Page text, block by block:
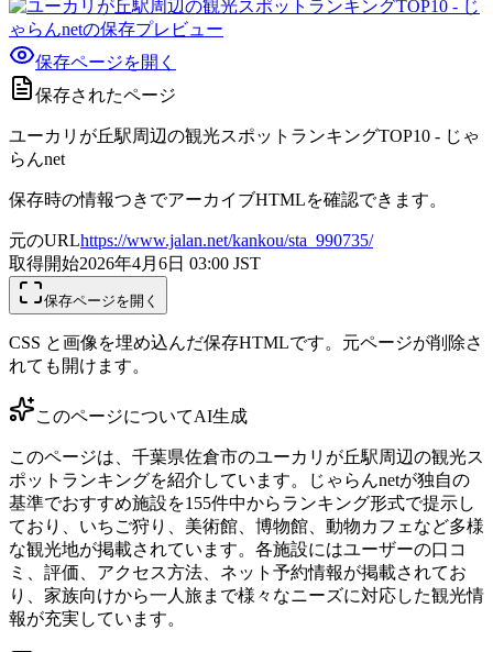
保存ページを開く
保存されたページ
ユーカリが丘駅周辺の観光スポットランキングTOP10 - じゃ
らんnet
保存時の情報つきでアーカイブHTMLを確認できます。
元のURLhttps://www.jalan.net/kankou/sta_990735/
取得開始2026年4月6日 03:00 JST
保存ページを開く
CSS と画像を埋め込んだ保存HTMLです。元ページが削除さ
れても開けます。
このページについてAI生成
このページは、千葉県佐倉市のユーカリが丘駅周辺の観光ス
ポットランキングを紹介しています。じゃらんnetが独自の
基準でおすすめ施設を155件中からランキング形式で提示し
ており、いちご狩り、美術館、博物館、動物カフェなど多様
な観光地が掲載されています。各施設にはユーザーの口コ
ミ、評価、アクセス方法、ネット予約情報が掲載されてお
り、家族向けから一人旅まで様々なニーズに対応した観光情
報が充実しています。